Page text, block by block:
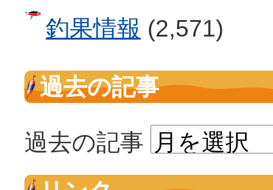
釣果情報 (2,571)
過去の記事
過去の記事